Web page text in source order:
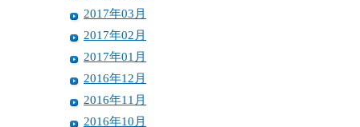
2017年03月
2017年02月
2017年01月
2016年12月
2016年11月
2016年10月